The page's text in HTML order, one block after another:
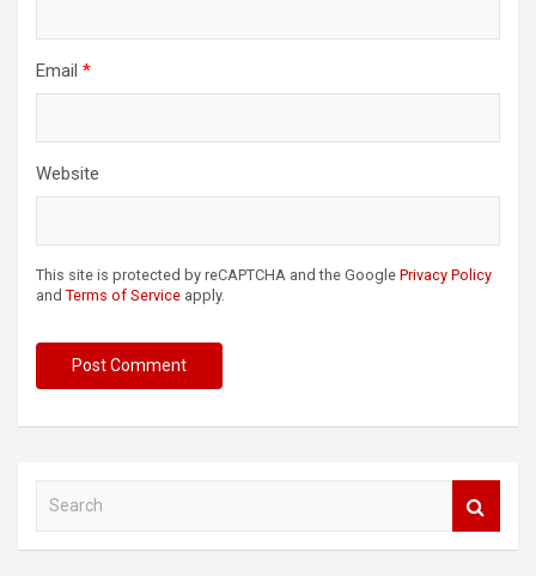
Email *
Website
This site is protected by reCAPTCHA and the Google Privacy Policy
and Terms of Service apply.